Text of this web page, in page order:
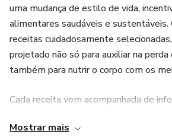
uma mudança de estilo de vida,
alimentares saudáveis e sustentáveis.
receitas cuidadosamente
projetado não só para auxiliar na
também para nutrir o corpo com os
Cada receita vem acompanhada de
acompanhamentos. Além disso, o
Mostrar mais